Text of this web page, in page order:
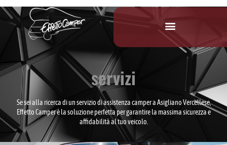
servizi
Se sei alla ricerca di un servizio di assistenza camper a Asigliano Vercellese,
Effetto Camper è la soluzione perfetta per garantire la massima sicurezza e
affidabilità al tuo veicolo.